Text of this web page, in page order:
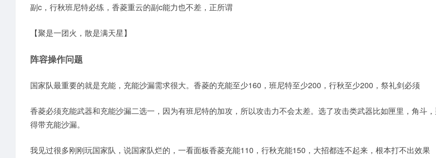
副c，行秋班尼特必练，香菱重云的副c能力也不差，正所谓
【聚是一团火，散是满天星】
阵容操作问题
国家队最重要的就是充能，充能沙漏需求很大。香菱的充能至少160，班尼特至少200，行秋至少200，祭礼剑必须
香菱必须充能武器和充能沙漏二选一，因为有班尼特的加攻，所以攻击力不会太差。选了攻击类武器比如匣里，角斗
得带充能沙漏。
我见过很多刚刚玩国家队，说国家队烂的，一看面板香菱充能110，行秋充能150，大招都连不起来，根本打不出效果